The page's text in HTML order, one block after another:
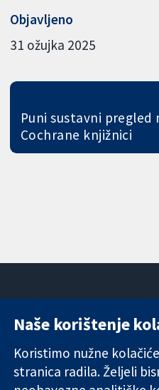
Objavljeno
31 ožujka 2025
Puni sustavni pregled
Cochrane knjižnici
Pouzdani dokazi.
Utemeljeni
dokazi.
11-13
London
W1G 0AN
Naše korištenje
Koristimo nužne
stranica radila. Željeli